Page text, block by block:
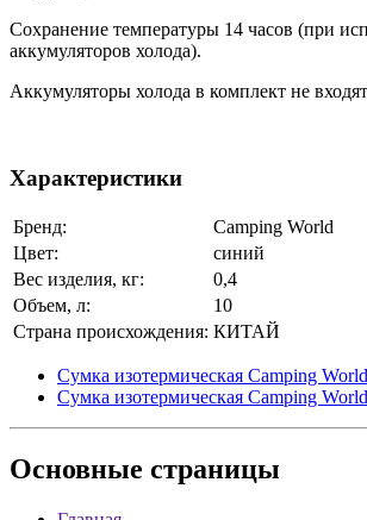
Сохранение температуры 14 часов (при
аккумуляторов холода).
Аккумуляторы холода в комплект не
Характеристики
Бренд:
Camping World
Цвет:
синий
Вес изделия, кг:
0,4
Объем, л:
10
Страна происхождения: КИТАЙ
Сумка изотермическая Camping
Сумка изотермическая Camping
Основные страницы